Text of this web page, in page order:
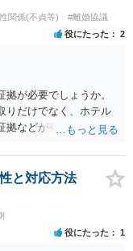
関係(不貞等) #離婚協議
役にたった 2
が必要でしょうか。
りだけでなく、ホテル
拠などが有効です。 不
われます。 ただし、不
たとの評価につながる
ご参考まで。
と対応方法
役にたった 1